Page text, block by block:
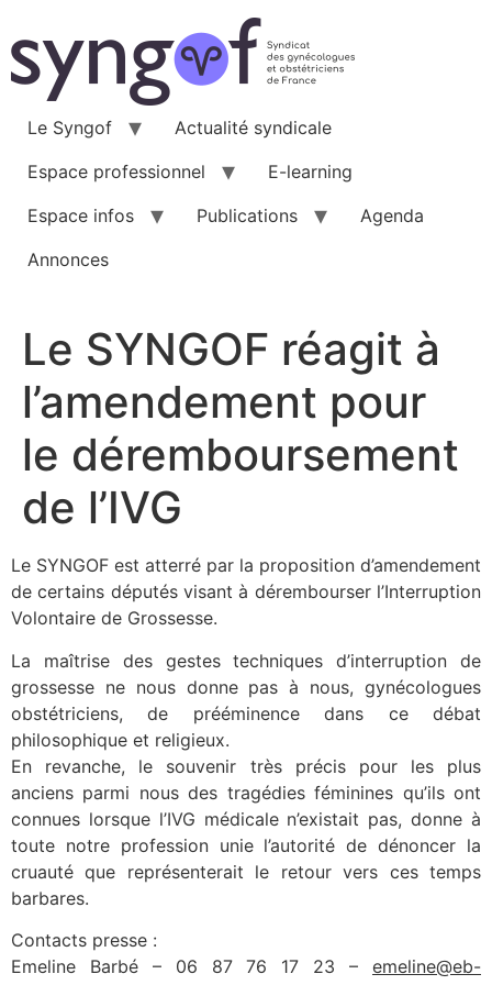
au
contenu
Le Syngof
Actualité syndicale
Espace professionnel
E-learning
Espace infos
Publications
Agenda
Annonces
Le SYNGOF réagit à
l’amendement pour
le déremboursement
de l’IVG
Le SYNGOF est atterré par la proposition d’amendement
de certains députés visant à dérembourser l’Interruption
Volontaire de Grossesse.
La maîtrise des gestes techniques d’interruption de
grossesse ne nous donne pas à nous, gynécologues
obstétriciens, de prééminence dans ce débat
philosophique et religieux.
En revanche, le souvenir très précis pour les plus
anciens parmi nous des tragédies féminines qu’ils ont
connues lorsque l’IVG médicale n’existait pas, donne à
toute notre profession unie l’autorité de dénoncer la
cruauté que représenterait le retour vers ces temps
barbares.
Contacts presse :
Emeline Barbé – 06 87 76 17 23 – emeline@eb-